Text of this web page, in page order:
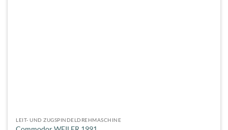
LEIT- UND ZUGSPINDELDREHMASCHINE